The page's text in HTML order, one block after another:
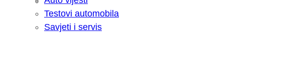
Testovi automobila
Savjeti i servis